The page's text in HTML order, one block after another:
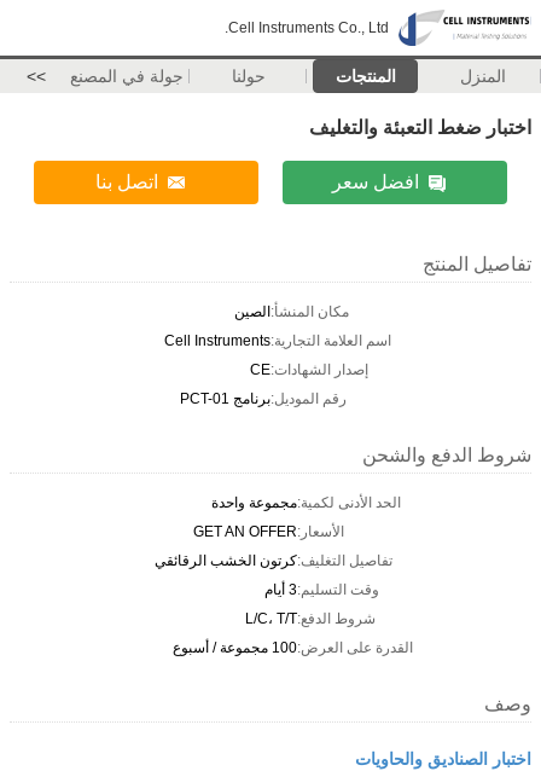
Cell Instruments Co., Ltd.
المنزل المنتجات حولنا جولة في المصنع >>
اختبار ضغط التعبئة والتغليف
افضل سعر اتصل بنا
تفاصيل المنتج
مكان المنشأ:الصين
اسم العلامة التجارية:Cell Instruments
إصدار الشهادات:CE
رقم الموديل:برنامج PCT-01
شروط الدفع والشحن
الحد الأدنى لكمية:مجموعة واحدة
الأسعار:GET AN OFFER
تفاصيل التغليف:كرتون الخشب الرقائقي
وقت التسليم:3 أيام
شروط الدفع:L/C، T/T
القدرة على العرض:100 مجموعة / أسبوع
وصف
اختبار الصناديق والحاويات